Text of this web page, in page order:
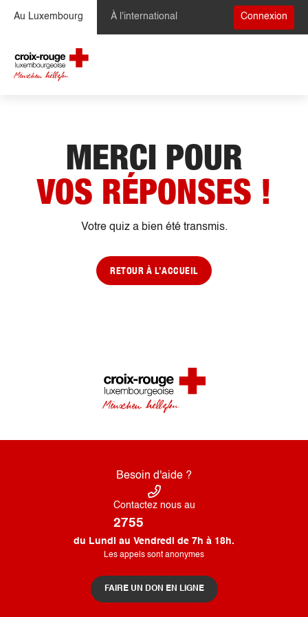
Au Luxembourg À l'international Connexion
MERCI POUR
VOS RÉPONSES !
Votre quiz a bien été transmis.
RETOUR À L’ACCUEIL
Besoin d'aide ?
Contactez nous au
2755
du Lundi au Vendredi de 7h à 18h.
Les appels sont anonymes
FAIRE UN DON EN LIGNE